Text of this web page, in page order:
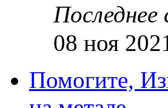
08 ноя
Помогите,